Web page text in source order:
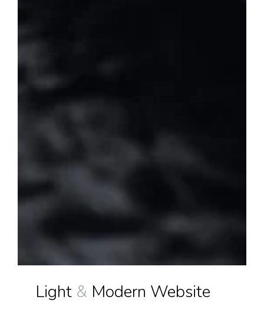
Light & Modern Website